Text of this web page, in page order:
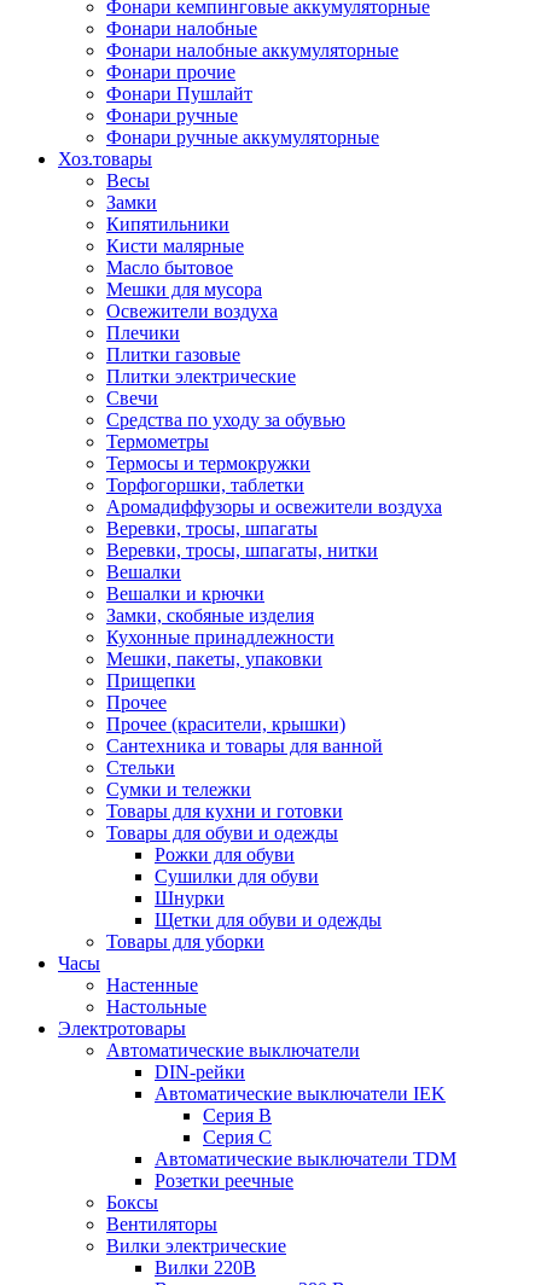
Фонари кемпинговые аккумуляторные
Фонари налобные
Фонари налобные аккумуляторные
Фонари прочие
Фонари Пушлайт
Фонари ручные
Фонари ручные аккумуляторные
Хоз.товары
Весы
Замки
Кипятильники
Кисти малярные
Масло бытовое
Мешки для мусора
Освежители воздуха
Плечики
Плитки газовые
Плитки электрические
Свечи
Средства по уходу за обувью
Термометры
Термосы и термокружки
Торфогоршки, таблетки
Аромадиффузоры и освежители воздуха
Веревки, тросы, шпагаты
Веревки, тросы, шпагаты, нитки
Вешалки
Вешалки и крючки
Замки, скобяные изделия
Кухонные принадлежности
Мешки, пакеты, упаковки
Прищепки
Прочее
Прочее (красители, крышки)
Сантехника и товары для ванной
Стельки
Сумки и тележки
Товары для кухни и готовки
Товары для обуви и одежды
Рожки для обуви
Сушилки для обуви
Шнурки
Щетки для обуви и одежды
Товары для уборки
Часы
Настенные
Настольные
Электротовары
Автоматические выключатели
DIN-рейки
Автоматические выключатели IEK
Серия B
Серия С
Автоматические выключатели TDM
Розетки реечные
Боксы
Вентиляторы
Вилки электрические
Вилки 220В